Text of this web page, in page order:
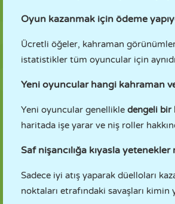
Oyun kazanmak için ödeme
Ücretli öğeler, kahraman
istatistikler tüm oyuncular için
Yeni oyuncular hangi kahraman
Yeni oyuncular genellikle dengeli bir
haritada işe yarar ve niş roller
Saf nişancılığa kıyasla
Sadece iyi atış yaparak düelloları
noktaları etrafındaki savaşları